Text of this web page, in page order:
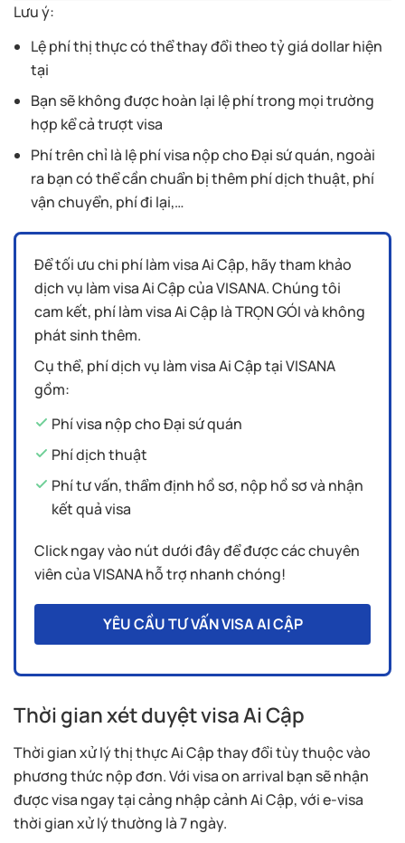
Lưu ý:
Lệ phí thị thực có thể thay đổi theo tỷ giá dollar hiện
tại
Bạn sẽ không được hoàn lại lệ phí trong mọi trường
hợp kể cả trượt visa
Phí trên chỉ là lệ phí visa nộp cho Đại sứ quán, ngoài
ra bạn có thể cần chuẩn bị thêm phí dịch thuật, phí
vận chuyển, phí đi lại,…
Để tối ưu chi phí làm visa Ai Cập, hãy tham khảo
dịch vụ làm visa Ai Cập của VISANA. Chúng tôi
cam kết, phí làm visa Ai Cập là TRỌN GÓI và không
phát sinh thêm.
Cụ thể, phí dịch vụ làm visa Ai Cập tại VISANA
gồm:
Phí visa nộp cho Đại sứ quán
Phí dịch thuật
Phí tư vấn, thẩm định hồ sơ, nộp hồ sơ và nhận
kết quả visa
Click ngay vào nút dưới đây để được các chuyên
viên của VISANA hỗ trợ nhanh chóng!
YÊU CẦU TƯ VẤN VISA AI CẬP
Thời gian xét duyệt visa Ai Cập
Thời gian xử lý thị thực Ai Cập thay đổi tùy thuộc vào
phương thức nộp đơn. Với visa on arrival bạn sẽ nhận
được visa ngay tại cảng nhập cảnh Ai Cập, với e-visa
thời gian xử lý thường là 7 ngày.